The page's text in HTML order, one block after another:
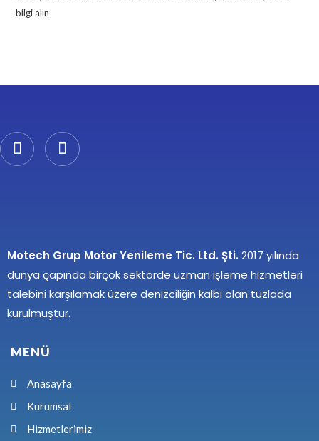
bilgi alın
Motech Grup Motor Yenileme Tic. Ltd. Şti. 2017 yılında
dünya çapında birçok sektörde uzman işleme hizmetleri
talebini karşılamak üzere denizciliğin kalbi olan tuzlada
kurulmuştur.
MENÜ
Anasayfa
Kurumsal
Hizmetlerimiz